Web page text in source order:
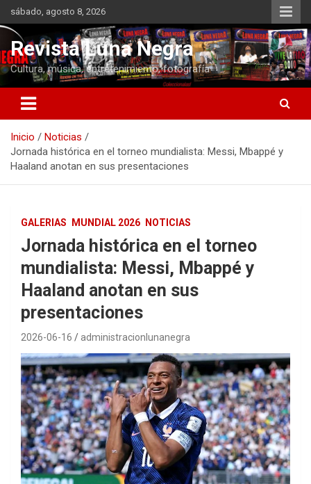
Saltar
al
contenido
sábado, agosto 8, 2026
Revista Luna Negra
Cultura, música, entretenimiento, fotografía
Inicio
Noticias
Jornada histórica en el torneo mundialista: Messi, Mbappé y
Haaland anotan en sus presentaciones
GALERIAS MUNDIAL 2026 NOTICIAS
Jornada histórica en el torneo
mundialista: Messi, Mbappé y
Haaland anotan en sus
presentaciones
2026-06-16 administracionlunanegra